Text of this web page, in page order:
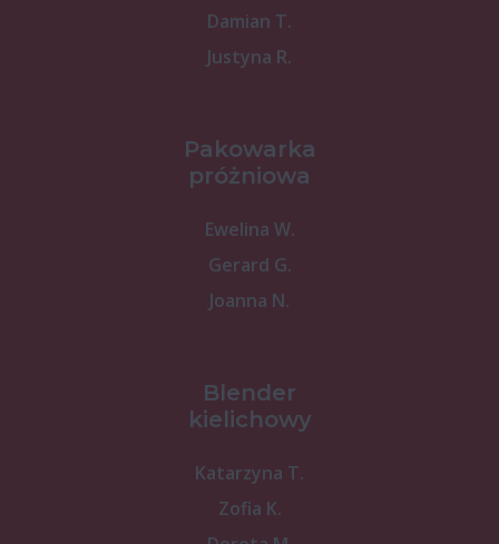
Damian T.
Justyna R.
Pakowarka
próżniowa
Ewelina W.
Gerard G.
Joanna N.
Blender
kielichowy
Katarzyna T.
Zofia K.